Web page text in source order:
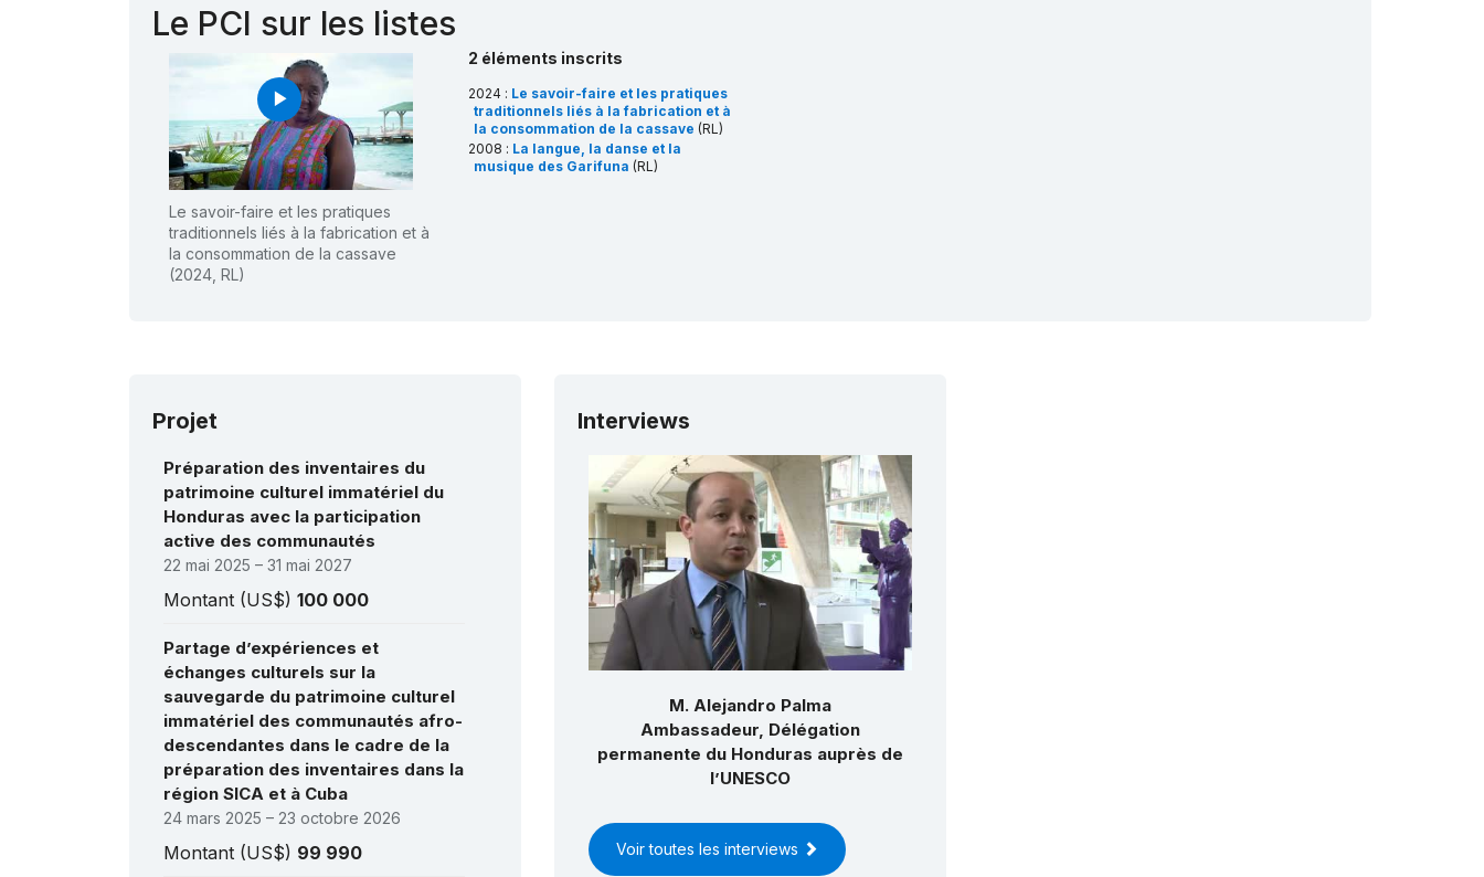
Le PCI sur les listes
play_arrow
Le savoir-faire et les pratiques
traditionnels liés à la fabrication et à
la consommation de la cassave
(2024, RL)
2 éléments inscrits
2024 : Le savoir-faire et les pratiques
traditionnels liés à la fabrication et à
la consommation de la cassave (RL)
2008 : La langue, la danse et la
musique des Garifuna (RL)
Projet
Préparation des inventaires du
patrimoine culturel immatériel du
Honduras avec la participation
active des communautés
22 mai 2025 – 31 mai 2027
Montant (US$) 100 000
Partage d’expériences et
échanges culturels sur la
sauvegarde du patrimoine culturel
immatériel des communautés afro-
descendantes dans le cadre de la
préparation des inventaires dans la
région SICA et à Cuba
24 mars 2025 – 23 octobre 2026
Montant (US$) 99 990
Interviews
M. Alejandro Palma
Ambassadeur, Délégation
permanente du Honduras auprès de
l’UNESCO
Voir toutes les interviews